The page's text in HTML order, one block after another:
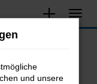
und unsere